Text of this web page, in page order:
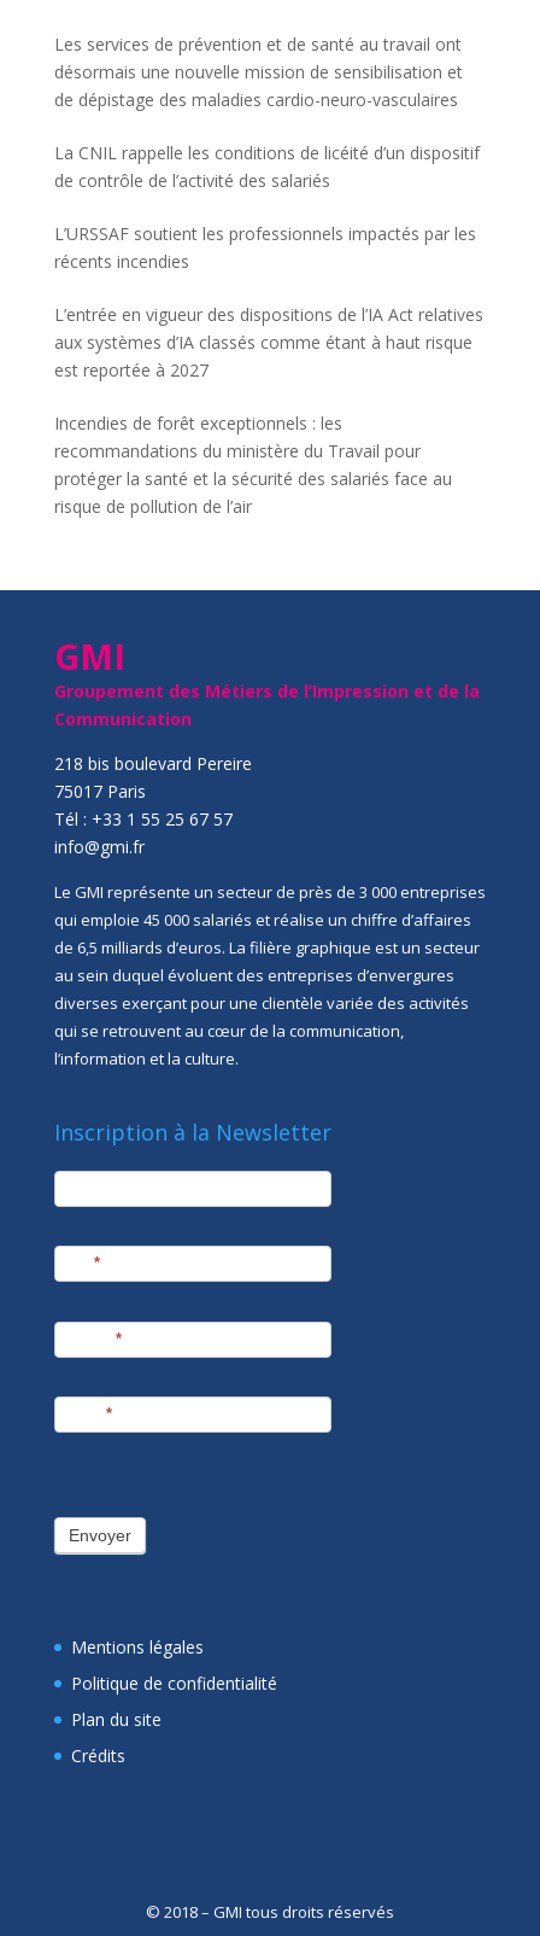
Les services de prévention et de santé au travail ont
désormais une nouvelle mission de sensibilisation et
de dépistage des maladies cardio-neuro-vasculaires
La CNIL rappelle les conditions de licéité d’un dispositif
de contrôle de l’activité des salariés
L’URSSAF soutient les professionnels impactés par les
récents incendies
L’entrée en vigueur des dispositions de l’IA Act relatives
aux systèmes d’IA classés comme étant à haut risque
est reportée à 2027
Incendies de forêt exceptionnels : les
recommandations du ministère du Travail pour
protéger la santé et la sécurité des salariés face au
risque de pollution de l’air
GMI
Groupement des Métiers de l’Impression et de la
Communication
218 bis boulevard Pereire
75017 Paris
Tél : +33 1 55 25 67 57
info@gmi.fr
Le GMI représente un secteur de près de 3 000 entreprises
qui emploie 45 000 salariés et réalise un chiffre d’affaires
de 6,5 milliards d’euros. La filière graphique est un secteur
au sein duquel évoluent des entreprises d’envergures
diverses exerçant pour une clientèle variée des activités
qui se retrouvent au cœur de la communication,
l’information et la culture.
Inscription à la Newsletter
newsletter
*
*
*
Envoyer
Mentions légales
Politique de confidentialité
Plan du site
Crédits
© 2018 – GMI tous droits réservés